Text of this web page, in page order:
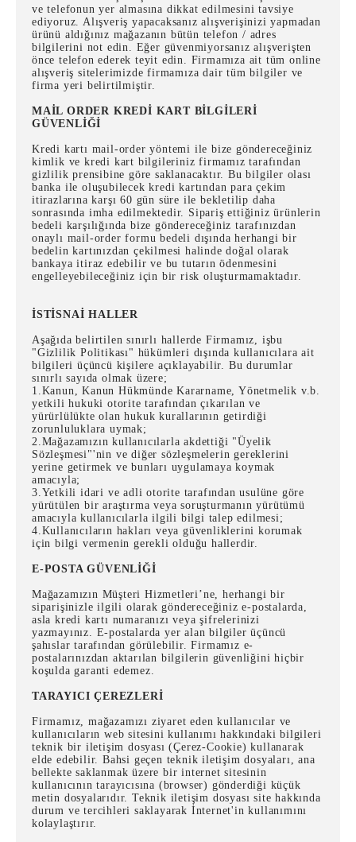
ve telefonun yer almasına dikkat edilmesini tavsiye
ediyoruz. Alışveriş yapacaksanız alışverişinizi yapmadan
ürünü aldığınız mağazanın bütün telefon / adres
bilgilerini not edin. Eğer güvenmiyorsanız alışverişten
önce telefon ederek teyit edin. Firmamıza ait tüm online
alışveriş sitelerimizde firmamıza dair tüm bilgiler ve
firma yeri belirtilmiştir.
MAİL ORDER KREDİ KART BİLGİLERİ
GÜVENLİĞİ
Kredi kartı mail-order yöntemi ile bize göndereceğiniz
kimlik ve kredi kart bilgileriniz firmamız tarafından
gizlilik prensibine göre saklanacaktır. Bu bilgiler olası
banka ile oluşubilecek kredi kartından para çekim
itirazlarına karşı 60 gün süre ile bekletilip daha
sonrasında imha edilmektedir. Sipariş ettiğiniz ürünlerin
bedeli karşılığında bize göndereceğiniz tarafınızdan
onaylı mail-order formu bedeli dışında herhangi bir
bedelin kartınızdan çekilmesi halinde doğal olarak
bankaya itiraz edebilir ve bu tutarın ödenmesini
engelleyebileceğiniz için bir risk oluşturmamaktadır.
İSTİSNAİ HALLER
Aşağıda belirtilen sınırlı hallerde Firmamız, işbu
"Gizlilik Politikası" hükümleri dışında kullanıcılara ait
bilgileri üçüncü kişilere açıklayabilir. Bu durumlar
sınırlı sayıda olmak üzere;
1.Kanun, Kanun Hükmünde Kararname, Yönetmelik v.b.
yetkili hukuki otorite tarafından çıkarılan ve
yürürlülükte olan hukuk kurallarının getirdiği
zorunluluklara uymak;
2.Mağazamızın kullanıcılarla akdettiği "Üyelik
Sözleşmesi"'nin ve diğer sözleşmelerin gereklerini
yerine getirmek ve bunları uygulamaya koymak
amacıyla;
3.Yetkili idari ve adli otorite tarafından usulüne göre
yürütülen bir araştırma veya soruşturmanın yürütümü
amacıyla kullanıcılarla ilgili bilgi talep edilmesi;
4.Kullanıcıların hakları veya güvenliklerini korumak
için bilgi vermenin gerekli olduğu hallerdir.
E-POSTA GÜVENLİĞİ
Mağazamızın Müşteri Hizmetleri’ne, herhangi bir
siparişinizle ilgili olarak göndereceğiniz e-postalarda,
asla kredi kartı numaranızı veya şifrelerinizi
yazmayınız. E-postalarda yer alan bilgiler üçüncü
şahıslar tarafından görülebilir. Firmamız e-
postalarınızdan aktarılan bilgilerin güvenliğini hiçbir
koşulda garanti edemez.
TARAYICI ÇEREZLERİ
Firmamız, mağazamızı ziyaret eden kullanıcılar ve
kullanıcıların web sitesini kullanımı hakkındaki bilgileri
teknik bir iletişim dosyası (Çerez-Cookie) kullanarak
elde edebilir. Bahsi geçen teknik iletişim dosyaları, ana
bellekte saklanmak üzere bir internet sitesinin
kullanıcının tarayıcısına (browser) gönderdiği küçük
metin dosyalarıdır. Teknik iletişim dosyası site hakkında
durum ve tercihleri saklayarak İnternet'in kullanımını
kolaylaştırır.